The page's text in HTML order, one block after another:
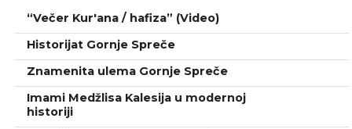
“Večer Kur'ana / hafiza” (Video)
Historijat Gornje Spreče
Znamenita ulema Gornje Spreče
Imami Medžlisa Kalesija u modernoj
historiji